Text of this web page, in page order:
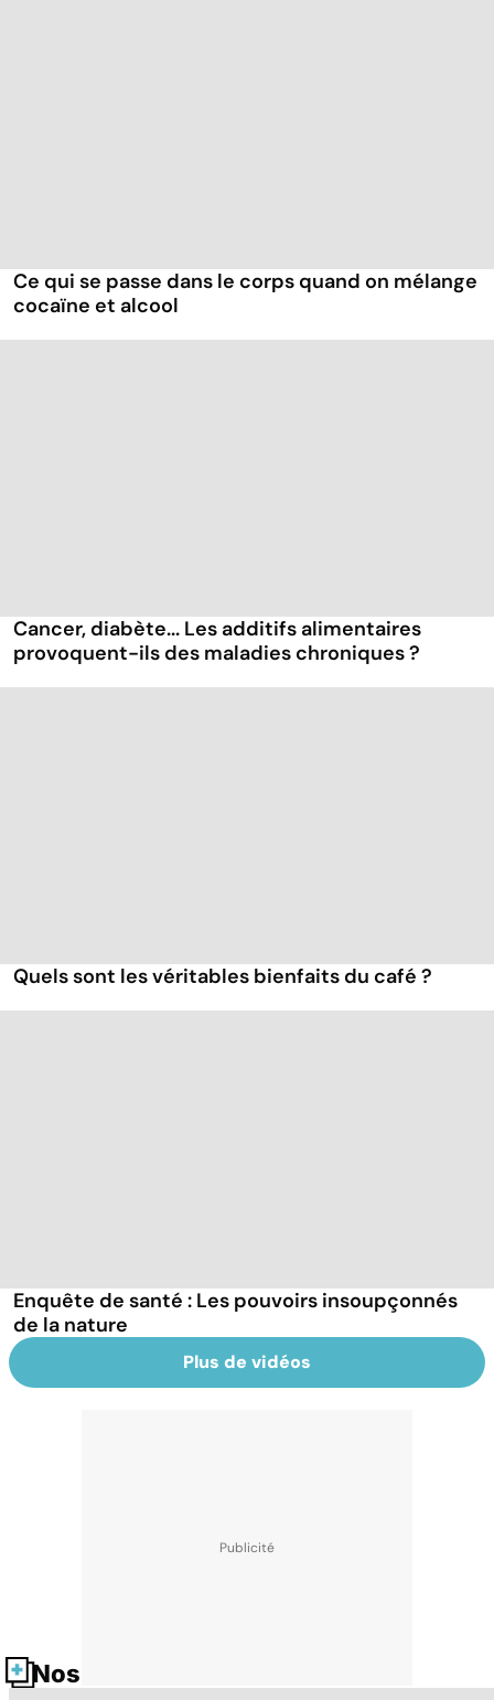
Ce qui se passe dans le corps quand on mélange
cocaïne et alcool
Cancer, diabète... Les additifs alimentaires
provoquent-ils des maladies chroniques ?
Quels sont les véritables bienfaits du café ?
Enquête de santé : Les pouvoirs insoupçonnés
de la nature
Plus de vidéos
Nos fiches santé